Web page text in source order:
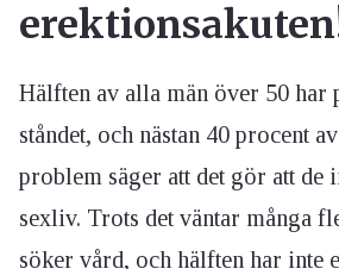
Hälften av alla män över 50 har
ståndet, och nästan 40 procent
problem säger att det gör att de
sexliv. Trots det väntar många
söker vård, och hälften har inte